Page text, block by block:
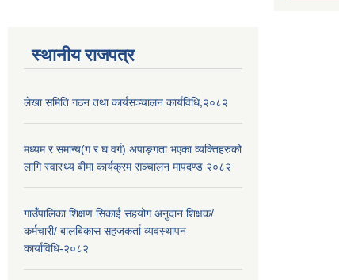
स्थानीय राजपत्र
लेखा समिति गठन तथा कार्यसञ्चालन कार्यविधि,२०८२
मध्यम र समान्य(ग र घ वर्ग) अपाङ्गता भएका व्यक्तिहरुको
लागि स्वास्थ्य बीमा कार्यक्रम सञ्चालन मापदण्ड २०८२
गाउँपालिका शिक्षण सिकाई सहयोग अनुदान शिक्षक/
कर्मचारी/ बालबिकास सहजकर्ता व्यवस्थापन
कार्याविधि-२०८२